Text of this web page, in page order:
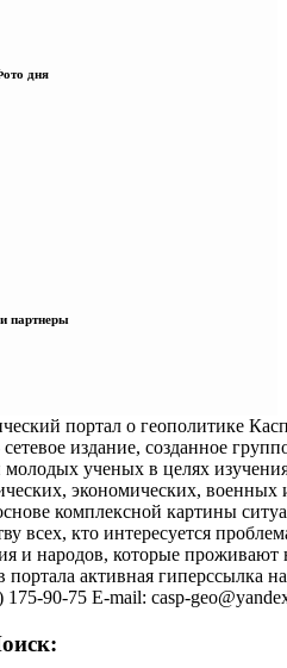
дня
партнеры
портал о геополитике
издание, созданное
молодых ученых в целях
экономических, военных
комплексной картины
всех, кто интересуется
и народов, которые проживают
активная гиперссылка на
175-90-75 E-mail: casp-